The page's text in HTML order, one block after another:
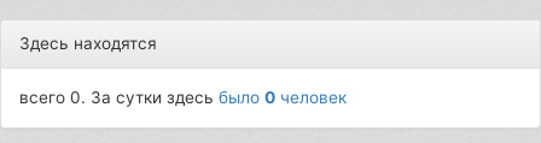
Здесь находятся
всего 0. За сутки здесьбыло0 человек